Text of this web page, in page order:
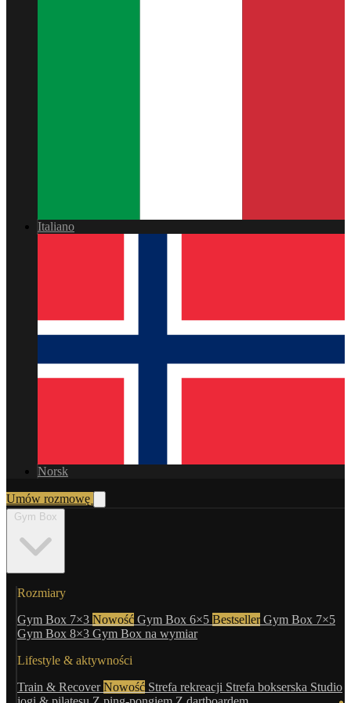
Italiano
Norsk
Umów rozmowę
Gym Box
Rozmiary
Gym Box 7×3 Nowość Gym Box 6×5 Bestseller Gym Box 7×5
Gym Box 8×3 Gym Box na wymiar
Lifestyle & aktywności
Train & Recover Nowość Strefa rekreacji Strefa bokserska Studio